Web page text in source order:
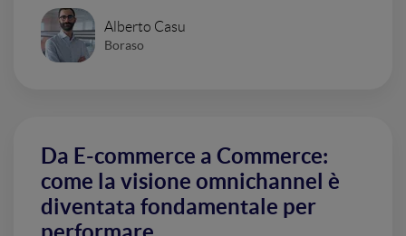
Alberto Casu
Boraso
Da E-commerce a Commerce:
come la visione omnichannel è
diventata fondamentale per